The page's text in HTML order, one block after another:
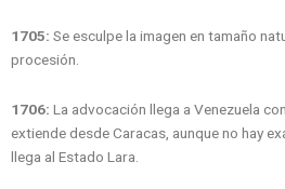
1705: Se esculpe la imagen en tamaño
procesión.
1706: La advocación llega a Venezuela
extiende desde Caracas, aunque no hay
llega al Estado Lara.